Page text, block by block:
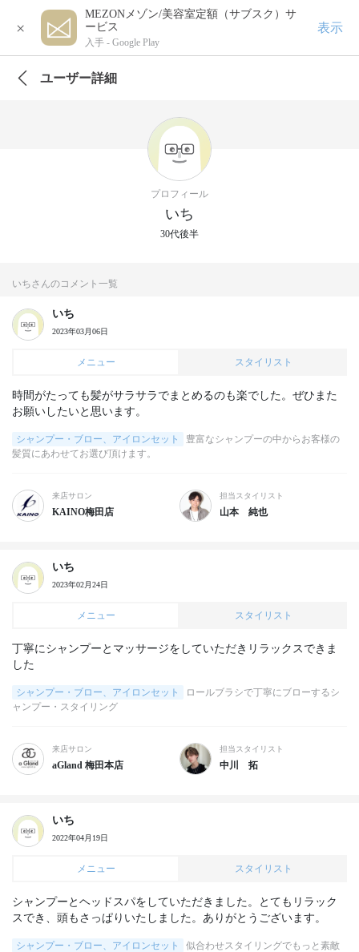
×
MEZONメゾン/美容室定額（サブスク）サ
ービス
入手 - Google Play
表示
ユーザー詳細
プロフィール
いち
30代後半
いちさんのコメント一覧
いち
2023年03月06日
メニュー スタイリスト
時間がたっても髪がサラサラでまとめるのも楽でした。ぜひまた
お願いしたいと思います。
シャンプー・ブロー、アイロンセット
豊富なシャンプーの中からお客様の
髪質にあわせてお選び頂けます。
来店サロン
KAINO梅田店
担当スタイリスト
山本 純也
いち
2023年02月24日
メニュー スタイリスト
丁寧にシャンプーとマッサージをしていただきリラックスできま
した
シャンプー・ブロー、アイロンセット
ロールブラシで丁寧にブローするシ
ャンプー・スタイリング
来店サロン
aGland 梅田本店
担当スタイリスト
中川 拓
いち
2022年04月19日
メニュー スタイリスト
シャンプーとヘッドスパをしていただきました。とてもリラック
スでき、頭もさっぱりいたしました。ありがとうございます。
シャンプー・ブロー、アイロンセット
似合わせスタイリングでもっと素敵